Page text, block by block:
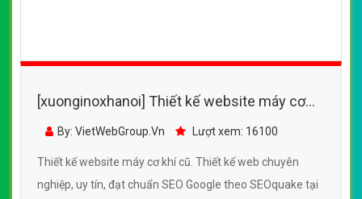
[xuonginoxhanoi] Thiết kế website máy cơ
khí cũ đẹp, chuyên nghiệp chuẩn SEO
By: VietWebGroup.Vn Lượt xem: 16100
Thiết kế website máy cơ khí cũ. Thiết kế web chuyên
nghiệp, uy tín, đạt chuẩn SEO Google theo SEOquake tại